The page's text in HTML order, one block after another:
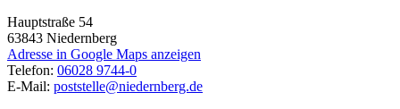
Hauptstraße 54
63843 Niedernberg
Adresse in Google Maps anzeigen
Telefon: 06028 9744-0
E-Mail: poststelle@niedernberg.de